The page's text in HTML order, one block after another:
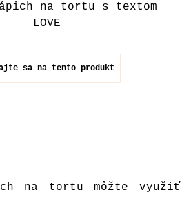
na tortu s textom
LOVE
sa na tento produkt
na tortu môžte využiť